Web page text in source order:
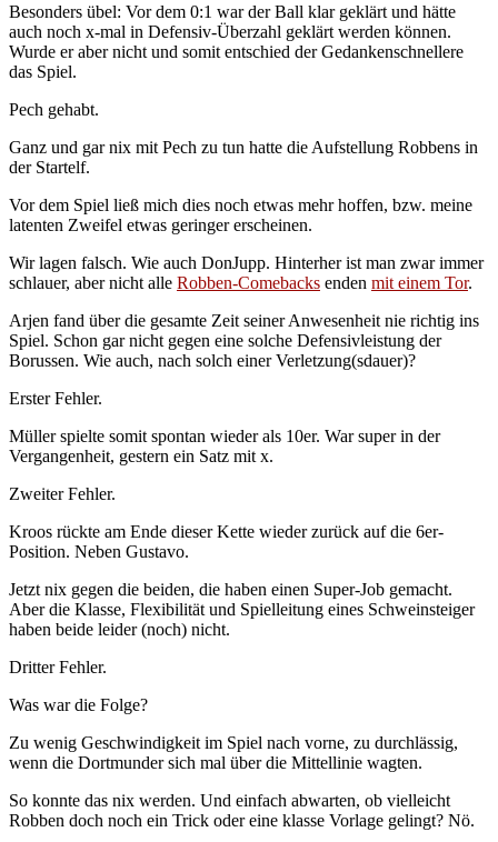
Besonders übel: Vor dem 0:1 war der Ball klar geklärt und hätte
auch noch x-mal in Defensiv-Überzahl geklärt werden können.
Wurde er aber nicht und somit entschied der Gedankenschnellere
das Spiel.
Pech gehabt.
Ganz und gar nix mit Pech zu tun hatte die Aufstellung Robbens in
der Startelf.
Vor dem Spiel ließ mich dies noch etwas mehr hoffen, bzw. meine
latenten Zweifel etwas geringer erscheinen.
Wir lagen falsch. Wie auch DonJupp. Hinterher ist man zwar immer
schlauer, aber nicht alle Robben-Comebacks enden mit einem Tor.
Arjen fand über die gesamte Zeit seiner Anwesenheit nie richtig ins
Spiel. Schon gar nicht gegen eine solche Defensivleistung der
Borussen. Wie auch, nach solch einer Verletzung(sdauer)?
Erster Fehler.
Müller spielte somit spontan wieder als 10er. War super in der
Vergangenheit, gestern ein Satz mit x.
Zweiter Fehler.
Kroos rückte am Ende dieser Kette wieder zurück auf die 6er-
Position. Neben Gustavo.
Jetzt nix gegen die beiden, die haben einen Super-Job gemacht.
Aber die Klasse, Flexibilität und Spielleitung eines Schweinsteiger
haben beide leider (noch) nicht.
Dritter Fehler.
Was war die Folge?
Zu wenig Geschwindigkeit im Spiel nach vorne, zu durchlässig,
wenn die Dortmunder sich mal über die Mittellinie wagten.
So konnte das nix werden. Und einfach abwarten, ob vielleicht
Robben doch noch ein Trick oder eine klasse Vorlage gelingt? Nö.